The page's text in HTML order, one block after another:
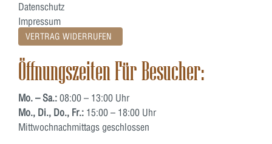
Datenschutz
Impressum
VERTRAG WIDERRUFEN
Öffnungszeiten Für Besucher:
Mo. – Sa.: 08:00 – 13:00 Uhr
Mo., Di., Do., Fr.: 15:00 – 18:00 Uhr
Mittwochnachmittags geschlossen